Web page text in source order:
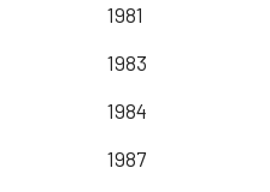
1981
1983
1984
1987